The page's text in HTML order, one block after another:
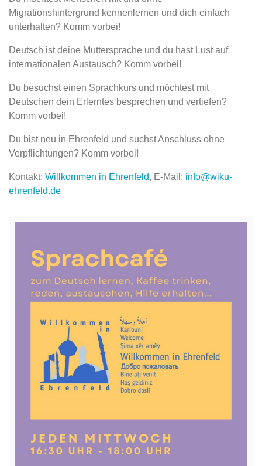
Migrationshintergrund kennenlernen und dich einfach
unterhalten? Komm vorbei!
Deutsch ist deine Muttersprache und du hast Lust auf
internationalen Austausch? Komm vorbei!
Du besuchst einen Sprachkurs und möchtest mit
Deutschen dein Erlerntes besprechen und vertiefen?
Komm vorbei!
Du bist neu in Ehrenfeld und suchst Anschluss ohne
Verpflichtungen? Komm vorbei!
Kontakt: Willkommen in Ehrenfeld, E-Mail: info@wiku-
ehrenfeld.de